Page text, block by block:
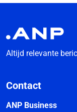
Altijd relevante
Contact
ANP Business